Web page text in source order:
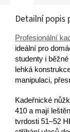
Detailní popis
Profesionální
ideální pro
studenty i
lehká
manipulaci,
Kadeřnické
410 a mají
tvrdosti 51–52